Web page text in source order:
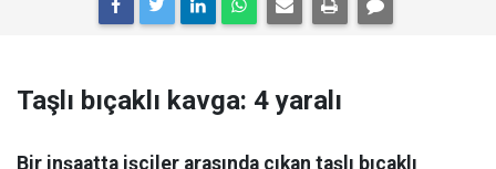
Taşlı bıçaklı kavga: 4 yaralı
Bir inşaatta işçiler arasında çıkan taşlı bıçaklı